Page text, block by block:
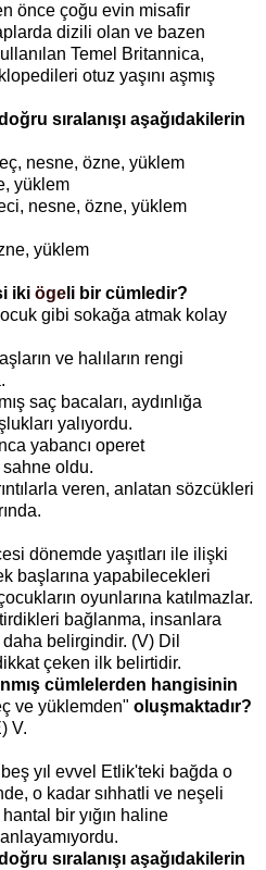
önce çoğu evin misafir
dizili olan ve bazen
Temel Britannica,
otuz yaşını aşmış
sıralanışı aşağıdakilerin
nesne, özne, yüklem
yüklem
nesne, özne, yüklem
yüklem
iki öge li bir cümledir?
gibi sokağa atmak kolay
ve halıların rengi
saç bacaları, aydınlığa
yalıyordu.
yabancı operet
sahne oldu.
veren, anlatan sözcükleri
dönemde yaşıtları ile ilişki
başlarına yapabilecekleri
oyunlarına katılmazlar.
bağlanma, insanlara
belirgindir. (V) Dil
çeken ilk belirtidir.
cümlelerden hangisinin
ve yüklemden" oluşmaktadır?
V.
yıl evvel Etlik'teki bağda o
o kadar sıhhatli ve neşeli
hantal bir yığın haline
sıralanışı aşağıdakilerin